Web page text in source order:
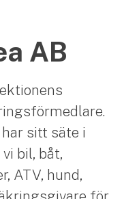
AB
sitt säte i
bil, båt,
ATV, hund,